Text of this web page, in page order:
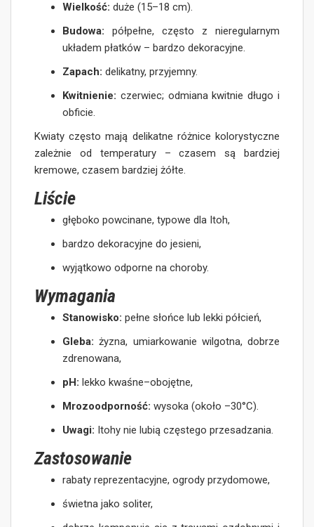
Wielkość: duże (15–18 cm).
Budowa: półpełne, często z nieregularnym
układem płatków – bardzo dekoracyjne.
Zapach: delikatny, przyjemny.
Kwitnienie: czerwiec; odmiana kwitnie długo i
obficie.
Kwiaty często mają delikatne różnice kolorystyczne
zależnie od temperatury – czasem są bardziej
kremowe, czasem bardziej żółte.
Liście
głęboko powcinane, typowe dla Itoh,
bardzo dekoracyjne do jesieni,
wyjątkowo odporne na choroby.
Wymagania
Stanowisko: pełne słońce lub lekki półcień,
Gleba: żyzna, umiarkowanie wilgotna, dobrze
zdrenowana,
pH: lekko kwaśne–obojętne,
Mrozoodporność: wysoka (około –30°C).
Uwagi: Itohy nie lubią częstego przesadzania.
Zastosowanie
rabaty reprezentacyjne, ogrody przydomowe,
świetna jako soliter,